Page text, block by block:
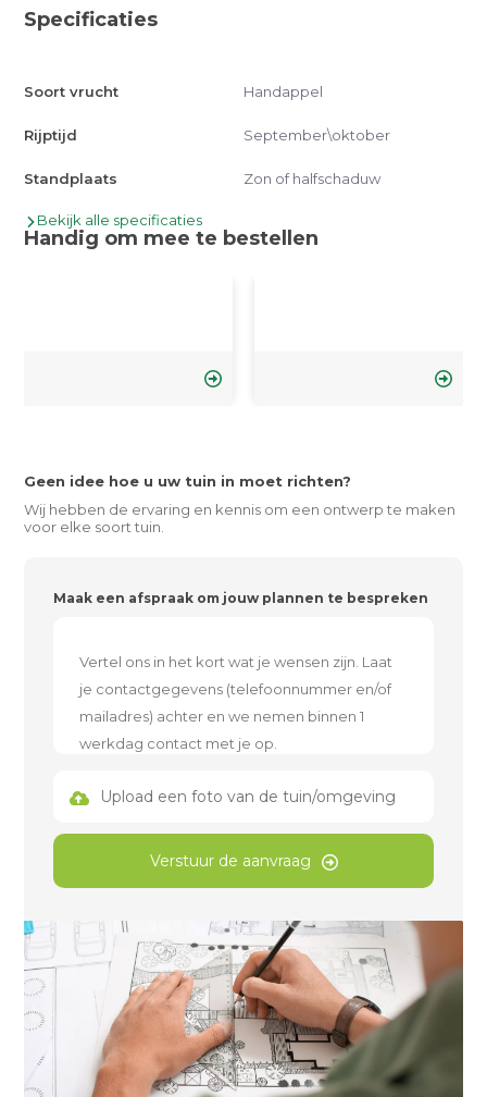
Specificaties
Soort vrucht Handappel
Rijptijd September\oktober
Standplaats Zon of halfschaduw
Bekijk alle specificaties
Handig om mee te bestellen
Geen idee hoe u uw tuin in moet richten?
Wij hebben de ervaring en kennis om een ontwerp te maken
voor elke soort tuin.
Maak een afspraak om jouw plannen te bespreken
Upload een foto van de tuin/omgeving
Verstuur de aanvraag